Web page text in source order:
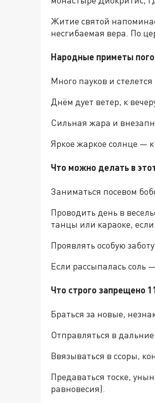
Житие святой
несгибаемая вера. По
Народные приметы
Много пауков и
Днём дует ветер, к
Сильная жара и
Яркое жаркое солнце —
Что можно делать в
Заниматься посевом
Проводить день в
танцы или караоке,
Проявлять особую
Если рассыпалась соль
Что строго запрещено
Браться за новые,
Отправляться в
Ввязываться в ссоры,
Предаваться тоске,
равновесия).